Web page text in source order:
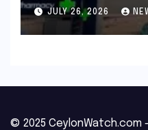
outage​​
JULY 26, 2026
© 2025 CeylonWatch.com